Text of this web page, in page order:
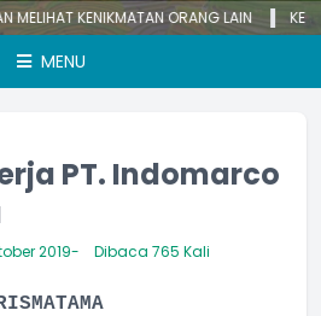
KENIKMATAN ORANG LAIN
MENU
PT. Indomarco
2019 Dibaca 765 Kali